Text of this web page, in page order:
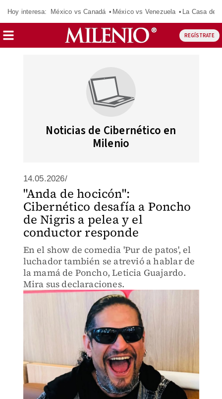
Hoy interesa: México vs Canadá México vs Venezuela La Casa de
REGÍSTRATE
Noticias de Cibernético en
Milenio
14.05.2026/
"Anda de hocicón":
Cibernético desafía a Poncho
de Nigris a pelea y el
conductor responde
En el show de comedia 'Pur de patos', el
luchador también se atrevió a hablar de
la mamá de Poncho, Leticia Guajardo.
Mira sus declaraciones.